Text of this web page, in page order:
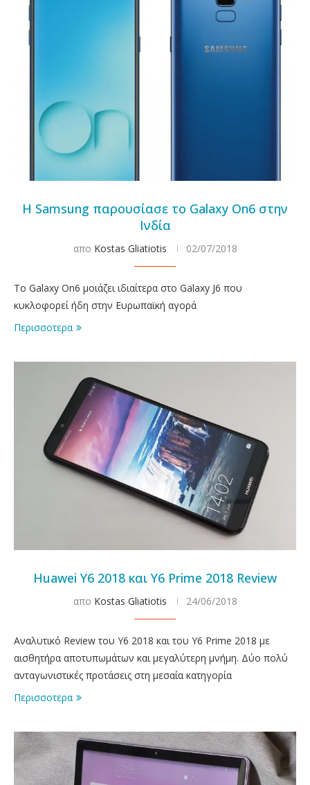
Η Samsung παρουσίασε το Galaxy On6 στην
Ινδία
απο Kostas Gliatiotis 02/07/2018
Το Galaxy On6 μοιάζει ιδιαίτερα στο Galaxy J6 που
κυκλοφορεί ήδη στην Ευρωπαϊκή αγορά
Περισσοτερα
Huawei Y6 2018 και Y6 Prime 2018 Review
απο Kostas Gliatiotis 24/06/2018
Αναλυτικό Review του Υ6 2018 και του Y6 Prime 2018 με
αισθητήρα αποτυπωμάτων και μεγαλύτερη μνήμη. Δύο πολύ
ανταγωνιστικές προτάσεις στη μεσαία κατηγορία
Περισσοτερα